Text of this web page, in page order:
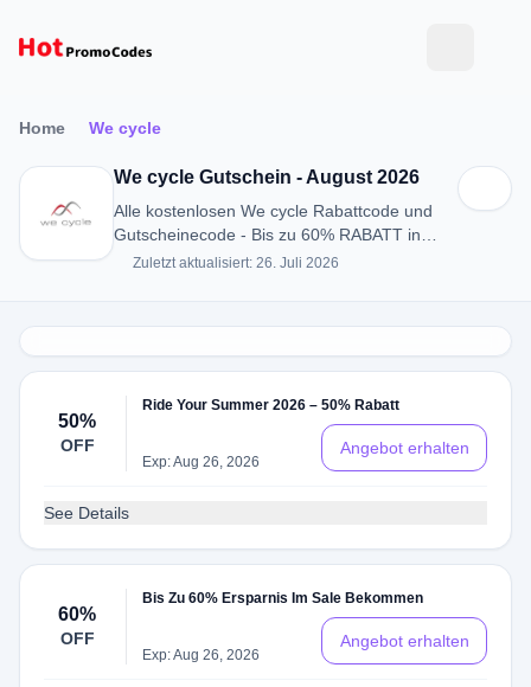
Home We cycle
We cycle Gutschein - August 2026
Alle kostenlosen We cycle Rabattcode und
Gutscheinecode - Bis zu 60% RABATT in
August 2026
Zuletzt aktualisiert: 26. Juli 2026
50%
OFF
Ride Your Summer 2026 – 50% Rabatt
Exp: Aug 26, 2026
Angebot erhalten
See Details
60%
OFF
Bis Zu 60% Ersparnis Im Sale Bekommen
Exp: Aug 26, 2026
Angebot erhalten